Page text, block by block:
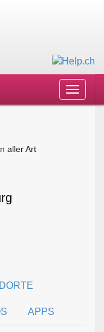
Toggle
aller Art
APPS